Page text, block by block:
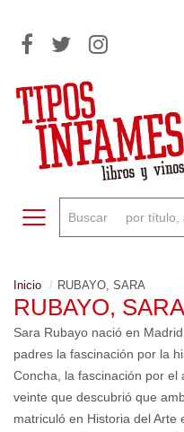
Toggle navigation
Inicio RUBAYO, SARA
RUBAYO, SARA
Sara Rubayo nació en
padres la fascinación por la
Concha, la fascinación por el
veinte que descubrió que
matriculó en Historia del Arte